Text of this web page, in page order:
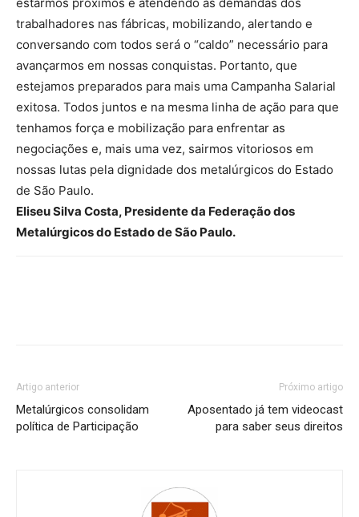
trabalhadores nas fábricas, mobilizando, alertando e
conversando com todos será o “caldo” necessário para
avançarmos em nossas conquistas. Portanto, que
estejamos preparados para mais uma Campanha Salarial
exitosa. Todos juntos e na mesma linha de ação para que
tenhamos força e mobilização para enfrentar as
negociações e, mais uma vez, sairmos vitoriosos em
nossas lutas pela dignidade dos metalúrgicos do Estado
de São Paulo.
Eliseu Silva Costa, Presidente da Federação dos
Metalúrgicos do Estado de São Paulo.
Artigo anterior
Metalúrgicos consolidam
política de Participação
Próximo artigo
Aposentado já tem videocast
para saber seus direitos